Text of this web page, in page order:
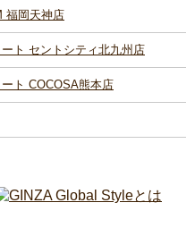
福岡天神店
ト セントシティ北九州店
ト COCOSA熊本店